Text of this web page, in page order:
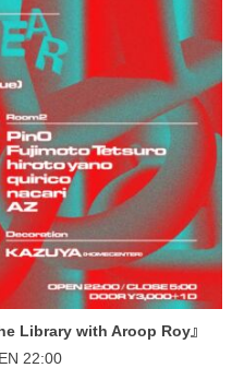
Library with Aroop Roy』
22:00